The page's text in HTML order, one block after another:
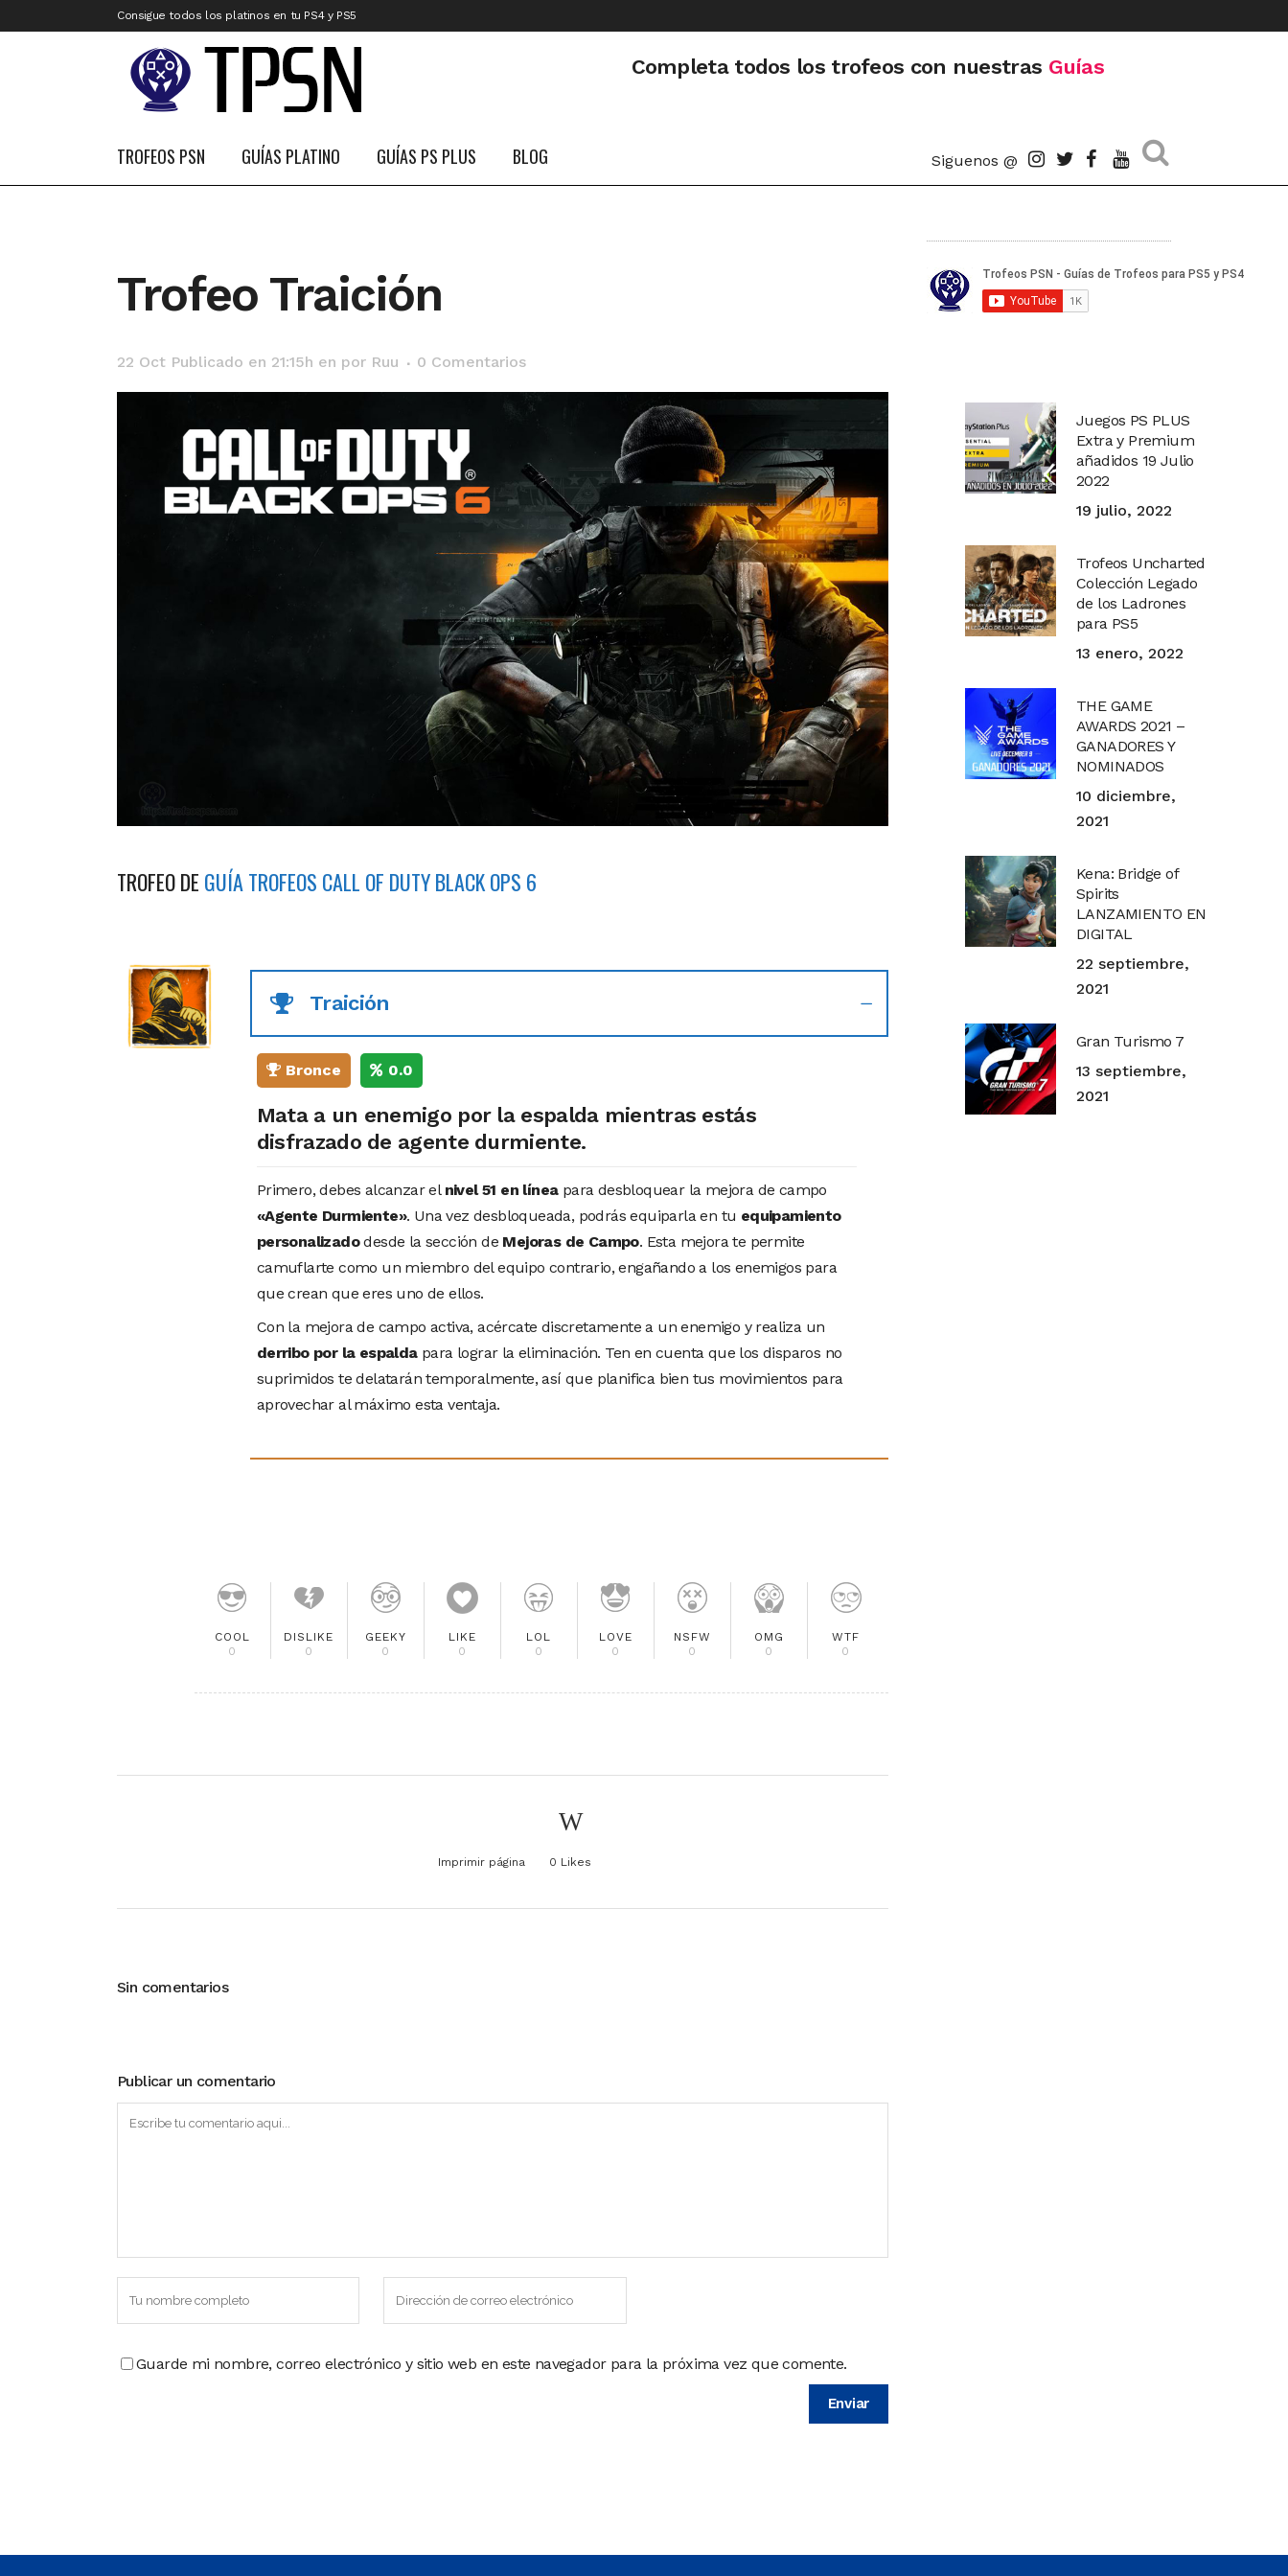
Consigue todos los platinos en tu PS4 y PS5
Completa todos los trofeos con nuestras Guías
TROFEOS PSN GUÍAS PLATINO GUÍAS PS PLUS BLOG Siguenos @
Trofeo Traición
22 Oct Publicado en 21:15h en por Ruu 0 Comentarios
TROFEO DE GUÍA TROFEOS CALL OF DUTY BLACK OPS 6
Traición
Bronce 0.0
Mata a un enemigo por la espalda mientras estás
disfrazado de agente durmiente.
Primero, debes alcanzar el nivel 51 en líneapara desbloquear la mejora de campo
«Agente Durmiente». Una vez desbloqueada, podrás equiparla en tu equipamiento
personalizadodesde la sección de Mejoras de Campo. Esta mejora te permite
camuflarte como un miembro del equipo contrario, engañando a los enemigos para
que crean que eres uno de ellos.
Con la mejora de campo activa, acércate discretamente a un enemigo y realiza un
derribo por la espaldapara lograr la eliminación. Ten en cuenta que los disparos no
suprimidos te delatarán temporalmente, así que planifica bien tus movimientos para
aprovechar al máximo esta ventaja.
COOL
0
DISLIKE
0
GEEKY
0
LIKE
0
LOL
0
LOVE
0
NSFW
0
OMG
0
WTF
0
Imprimir página 0 Likes
Sin comentarios
Publicar un comentario
Guarde mi nombre, correo electrónico y sitio web en este navegador para la próxima vez que comente.
Juegos PS PLUS
Extra y Premium
añadidos 19 Julio
2022
19 julio, 2022
Trofeos Uncharted
Colección Legado
de los Ladrones
para PS5
13 enero, 2022
THE GAME
AWARDS 2021 –
GANADORES Y
NOMINADOS
10 diciembre,
2021
Kena: Bridge of
Spirits
LANZAMIENTO EN
DIGITAL
22 septiembre,
2021
Gran Turismo 7
13 septiembre,
2021